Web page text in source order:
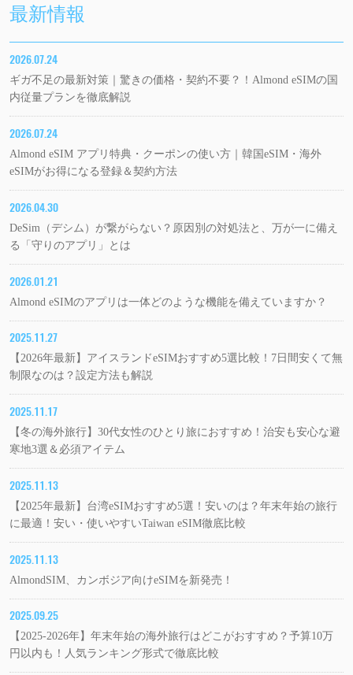
最新情報
2026.07.24
ギガ不足の最新対策｜驚きの価格・契約不要？！Almond eSIMの国
内従量プランを徹底解説
2026.07.24
Almond eSIM アプリ特典・クーポンの使い方｜韓国eSIM・海外
eSIMがお得になる登録＆契約方法
2026.04.30
DeSim（デシム）が繋がらない？原因別の対処法と、万が一に備え
る「守りのアプリ」とは
2026.01.21
Almond eSIMのアプリは一体どのような機能を備えていますか？
2025.11.27
【2026年最新】アイスランドeSIMおすすめ5選比較！7日間安くて無
制限なのは？設定方法も解説
2025.11.17
【冬の海外旅行】30代女性のひとり旅におすすめ！治安も安心な避
寒地3選＆必須アイテム
2025.11.13
【2025年最新】台湾eSIMおすすめ5選！安いのは？年末年始の旅行
に最適！安い・使いやすいTaiwan eSIM徹底比較
2025.11.13
AlmondSIM、カンボジア向けeSIMを新発売！
2025.09.25
【2025-2026年】年末年始の海外旅行はどこがおすすめ？予算10万
円以内も！人気ランキング形式で徹底比較